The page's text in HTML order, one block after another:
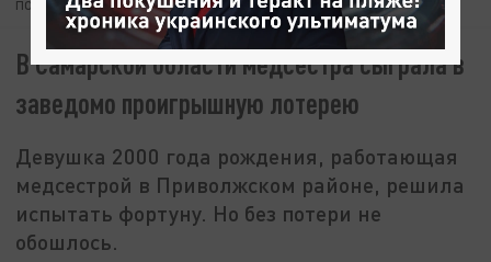
ПОДПИШИТЕСЬ:
В Самарской области медсестра сыграла в
заведомо проигрышную лотерею
Девушка 2000 года рождения, работающая
медсестрой в Приволжском районе, решила
испытать фортуну. Но без потери не
обошлось.